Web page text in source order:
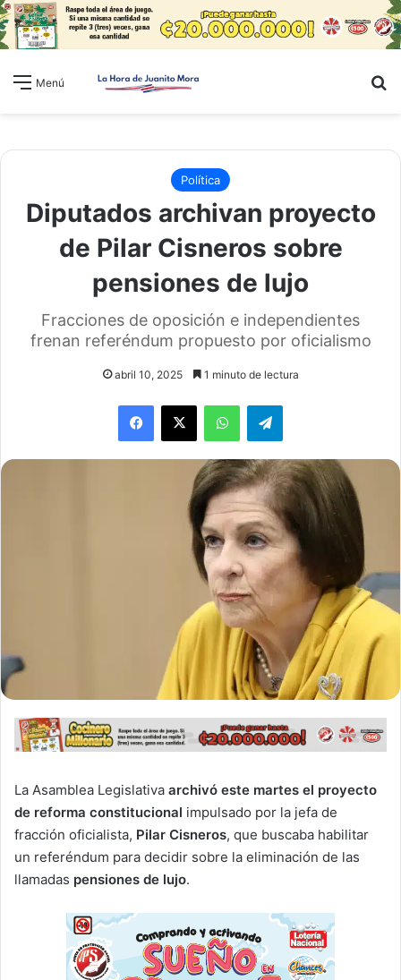
Menú
Política
Diputados archivan proyecto
de Pilar Cisneros sobre
pensiones de lujo
Fracciones de oposición e independientes
frenan referéndum propuesto por oficialismo
abril 10, 2025 1 minuto de lectura
WhatsAppTelegram
La Asamblea Legislativa archivó este martes el proyecto
de reforma constitucional impulsado por la jefa de
fracción oficialista, Pilar Cisneros, que buscaba habilitar
un referéndum para decidir sobre la eliminación de las
llamadas pensiones de lujo.